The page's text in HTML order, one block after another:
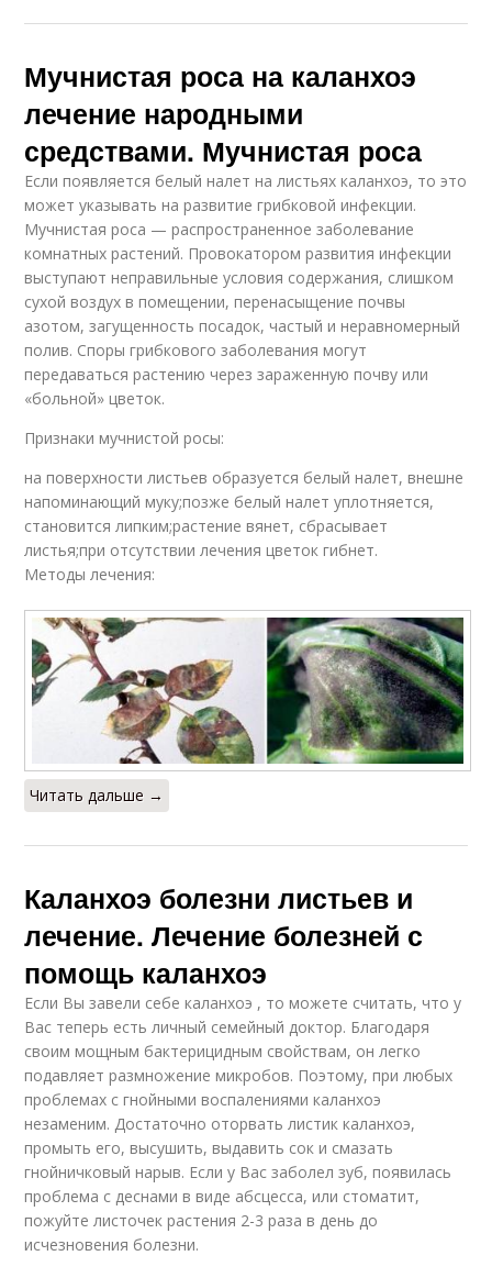
Мучнистая роса на каланхоэ
лечение народными
средствами. Мучнистая роса
Если появляется белый налет на листьях каланхоэ, то это
может указывать на развитие грибковой инфекции.
Мучнистая роса — распространенное заболевание
комнатных растений. Провокатором развития инфекции
выступают неправильные условия содержания, слишком
сухой воздух в помещении, перенасыщение почвы
азотом, загущенность посадок, частый и неравномерный
полив. Споры грибкового заболевания могут
передаваться растению через зараженную почву или
«больной» цветок.
Признаки мучнистой росы:
на поверхности листьев образуется белый налет, внешне
напоминающий муку;позже белый налет уплотняется,
становится липким;растение вянет, сбрасывает
листья;при отсутствии лечения цветок гибнет.
Методы лечения:
Читать дальше →
Каланхоэ болезни листьев и
лечение. Лечение болезней с
помощь каланхоэ
Если Вы завели себе каланхоэ , то можете считать, что у
Вас теперь есть личный семейный доктор. Благодаря
своим мощным бактерицидным свойствам, он легко
подавляет размножение микробов. Поэтому, при любых
проблемах с гнойными воспалениями каланхоэ
незаменим. Достаточно оторвать листик каланхоэ,
промыть его, высушить, выдавить сок и смазать
гнойничковый нарыв. Если у Вас заболел зуб, появилась
проблема с деснами в виде абсцесса, или стоматит,
пожуйте листочек растения 2-3 раза в день до
исчезновения болезни.